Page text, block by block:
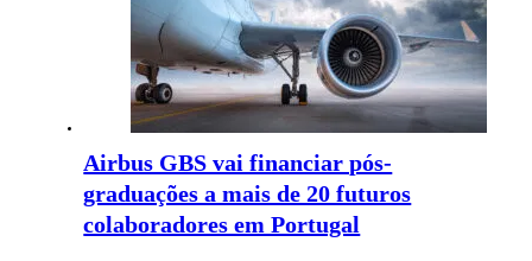
Airbus GBS vai financiar pós-
graduações a mais de 20 futuros
colaboradores em Portugal